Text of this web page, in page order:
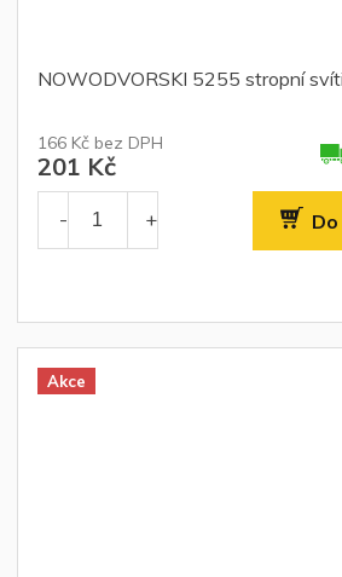
NOWODVORSKI 5255 stropní
166 Kč bez DPH
201 Kč
Akce